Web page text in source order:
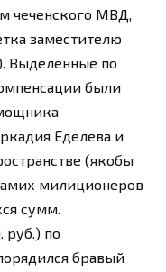
чеченского МВД,
заместителю
Выделенные по
были
Еделева и
(якобы
милиционеров
сумм.
руб.) по
бравый